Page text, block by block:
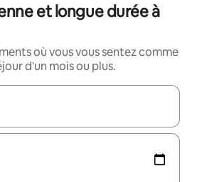
et longue durée à
où vous vous sentez comme
d'un mois ou plus.
utilisez les flèches vers le